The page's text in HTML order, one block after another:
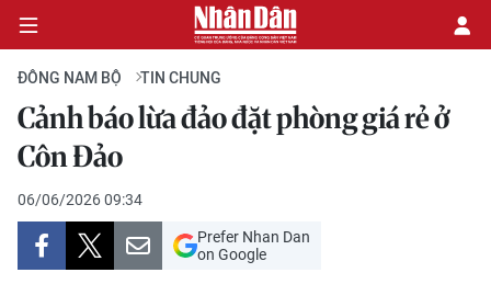
CHÍNH TRỊ
KINH TẾ
VĂN HÓA
ĐÔNG NAM BỘ TIN CHUNG
Cảnh báo lừa đảo đặt phòng giá rẻ ở
Côn Đảo
06/06/2026 09:34
Prefer Nhan Dan
on Google